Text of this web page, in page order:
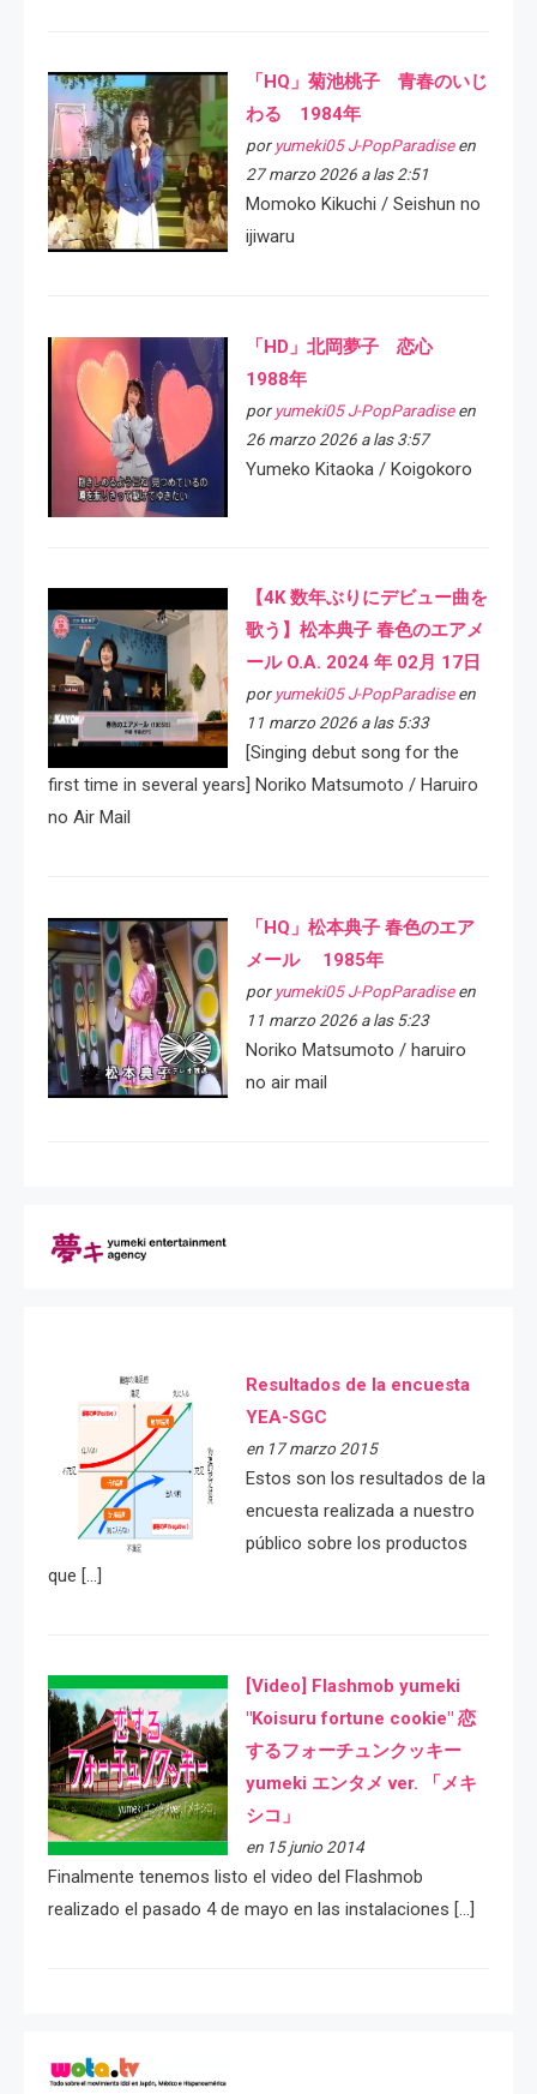
「HQ」菊池桃子 青春のいじ
わる 1984年
por yumeki05 J-PopParadiseen
27 marzo 2026 a las 2:51
Momoko Kikuchi / Seishun no
ijiwaru
「HD」北岡夢子 恋心
1988年
por yumeki05 J-PopParadiseen
26 marzo 2026 a las 3:57
Yumeko Kitaoka / Koigokoro
【4K 数年ぶりにデビュー曲を
歌う】松本典子 春色のエアメ
ール O.A. 2024 年 02月 17日
por yumeki05 J-PopParadiseen
11 marzo 2026 a las 5:33
[Singing debut song for the
first time in several years] Noriko Matsumoto / Haruiro
no Air Mail
「HQ」松本典子 春色のエア
メール 1985年
por yumeki05 J-PopParadiseen
11 marzo 2026 a las 5:23
Noriko Matsumoto / haruiro
no air mail
Resultados de la encuesta
YEA-SGC
en 17 marzo 2015
Estos son los resultados de la
encuesta realizada a nuestro
público sobre los productos
que […]
[Video] Flashmob yumeki
"Koisuru fortune cookie" 恋
するフォーチュンクッキー
yumeki エンタメ ver. 「メキ
シコ」
en 15 junio 2014
Finalmente tenemos listo el video del Flashmob
realizado el pasado 4 de mayo en las instalaciones […]